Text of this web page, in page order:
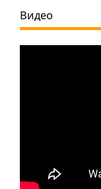
Видео